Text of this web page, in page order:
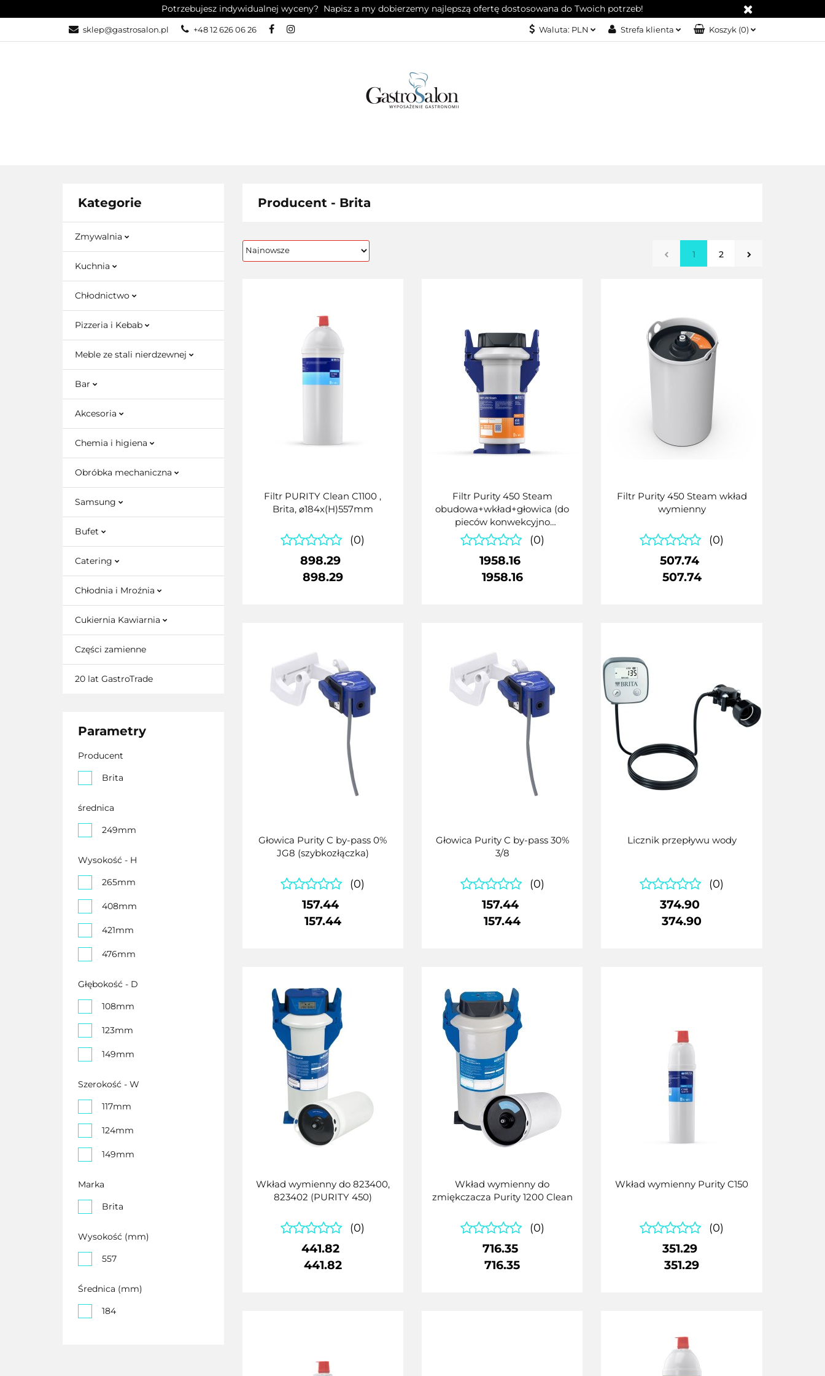
Potrzebujesz indywidualnej wyceny? Napisz a my dobierzemy najlepszą ofertę dostosowana do Twoich potrzeb!
sklep@gastrosalon.pl +48 12 626 06 26 Waluta: PLN Strefa klienta Koszyk (0)
KATEGORIE KUCHNIA CHŁODNICTWO ZMYWALNIA PIZZERIA
Kategorie
Zmywalnia
Kuchnia
Chłodnictwo
Pizzeria i Kebab
Meble ze stali nierdzewnej
Bar
Akcesoria
Chemia i higiena
Obróbka mechaniczna
Samsung
Bufet
Catering
Chłodnia i Mroźnia
Cukiernia Kawiarnia
Części zamienne
20 lat GastroTrade
Parametry
Producent
Brita
średnica
249mm
Wysokość - H
265mm
408mm
421mm
476mm
554mm
Głębokość - D
108mm
123mm
149mm
Szerokość - W
117mm
124mm
149mm
Marka
Brita
Wysokość (mm)
557
Średnica (mm)
184
Producent - Brita
1 2
Filtr PURITY Clean C1100 ,
Brita, ⌀184x(H)557mm
(0)
898.29
898.29
Filtr Purity 450 Steam
obudowa+wkład+głowica (do
pieców konwekcyjno
parowych)
(0)
1958.16
1958.16
Filtr Purity 450 Steam wkład
wymienny
(0)
507.74
507.74
Głowica Purity C by-pass 0%
JG8 (szybkozłączka)
(0)
157.44
157.44
Głowica Purity C by-pass 30%
3/8
(0)
157.44
157.44
Licznik przepływu wody
(0)
374.90
374.90
Wkład wymienny do 823400,
823402 (PURITY 450)
(0)
441.82
441.82
Wkład wymienny do
zmiękczacza Purity 1200 Clean
(0)
716.35
716.35
Wkład wymienny Purity C150
(0)
351.29
351.29